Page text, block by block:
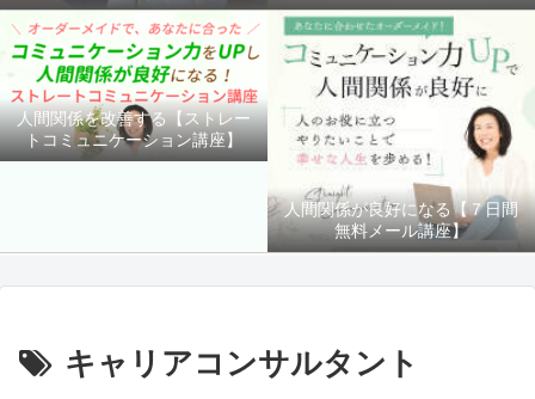
人間関係を改善する【ストレー
トコミュニケーション講座】
人間関係が良好になる【７日間
無料メール講座】
キャリアコンサルタント